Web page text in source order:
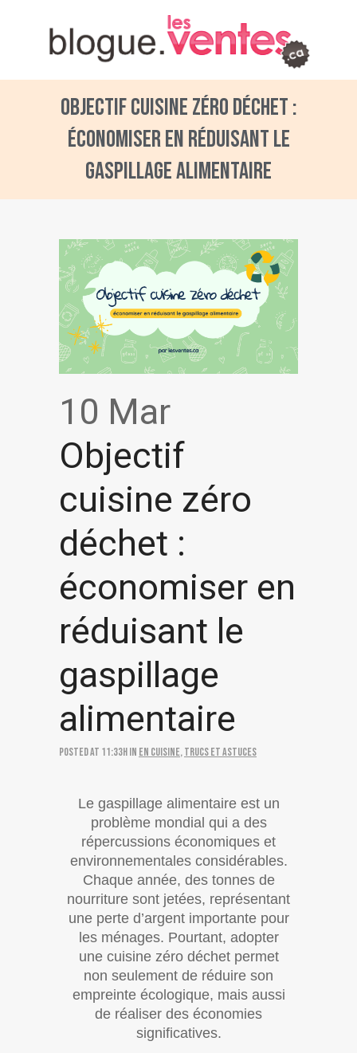
Objectif cuisine zéro déchet :
économiser en réduisant le
gaspillage alimentaire
10 Mar
Objectif
cuisine zéro
déchet :
économiser en
réduisant le
gaspillage
alimentaire
Posted at 11:33hin En cuisine,Trucs et astuces
Le gaspillage alimentaire est un
problème mondial qui a des
répercussions économiques et
environnementales considérables.
Chaque année, des tonnes de
nourriture sont jetées, représentant
une perte d’argent importante pour
les ménages. Pourtant, adopter
une cuisine zéro déchet permet
non seulement de réduire son
empreinte écologique, mais aussi
de réaliser des économies
significatives.